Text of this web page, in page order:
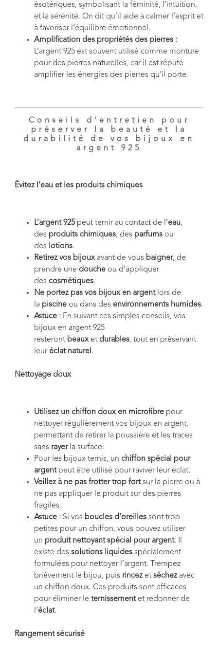
ésotériques, symbolisant la féminité, l’intuition,
et la sérénité. On dit qu’il aide à calmer l’esprit et
à favoriser l’équilibre émotionnel.
Amplification des propriétés des pierres :
L’argent 925 est souvent utilisé comme monture
pour des pierres naturelles, car il est réputé
amplifier les énergies des pierres qu’il porte.
Conseils d’entretien pour
préserver la beauté et la
durabilité de vos bijoux en
argent 925
Évitez l’eau et les produits chimiques
L’argent 925peut ternir au contact de l’eau,
des produits chimiques, des parfums ou
des
lotions.
Retirez vos bijouxavant de vous baigner, de
prendre une douche ou d’appliquer
des cosmétiques.
Ne portez pas vos bijoux en argentlors de
la piscine ou dans des environnements humides.
Astuce : En suivant ces simples conseils, vos
bijoux en argent 925
resteront beauxet durables, tout en préservant
leur éclat naturel .
Nettoyage doux
Utilisez un chiffon doux en microfibre pour
nettoyer régulièrement vos bijoux en argent,
permettant de retirer la poussière et les traces
sans rayerla surface.
Pour les bijoux ternis, un chiffon spécial pour
argentpeut être utilisé pour raviver leur éclat.
Veillez à ne pas frotter trop fortsur la pierre ou à
ne pas appliquer le produit sur des pierres
fragiles.
Astuce : Si vos boucles d’oreilles sont trop
petites pour un chiffon, vous pouvez utiliser
un produit nettoyant spécial pour argent. Il
existe des solutions liquides spécialement
formulées pour nettoyer l’argent. Trempez
brièvement le bijou, puis rincez et séchez avec
un chiffon doux. Ces produits sont efficaces
pour éliminer le ternissementet redonner de
l’éclat.
Rangement sécurisé